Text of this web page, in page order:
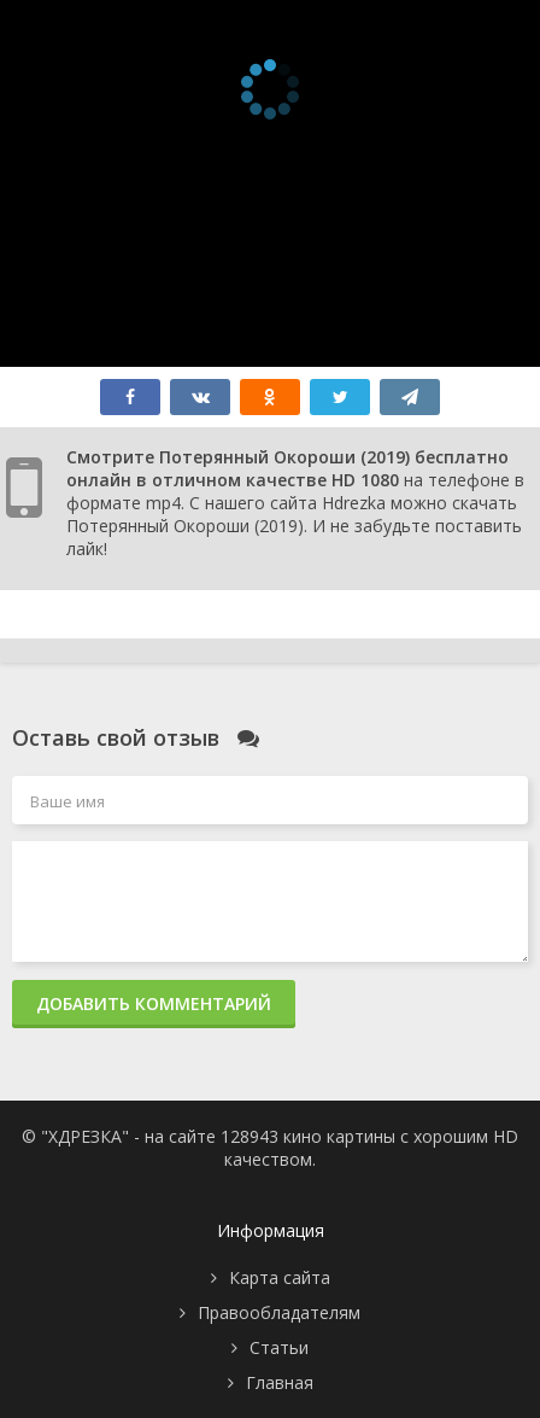
Смотрите Потерянный Окороши (2019) бесплатно
онлайн в отличном качестве HD 1080 на телефоне в
формате mp4. С нашего сайта Hdrezka можно скачать
Потерянный Окороши (2019). И не забудьте поставить
лайк!
Оставь свой отзыв
ДОБАВИТЬ КОММЕНТАРИЙ
© "ХДРЕЗКА" - на сайте 128943 кино картины с хорошим HD
качеством.
Информация
Карта сайта
Правообладателям
Статьи
Главная